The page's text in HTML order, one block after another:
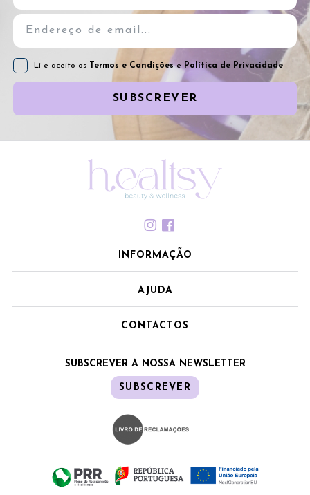
Li e aceito os Termos e Condiçõese Política de Privacidade
SUBSCREVER
INFORMAÇÃO
AJUDA
CONTACTOS
SUBSCREVER A NOSSA NEWSLETTER
SUBSCREVER